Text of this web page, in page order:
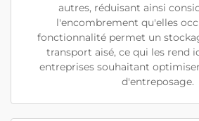
autres, réduisant ainsi
l'encombrement qu'elles
fonctionnalité permet un
transport aisé, ce qui les rend
entreprises souhaitant
d'entreposage.